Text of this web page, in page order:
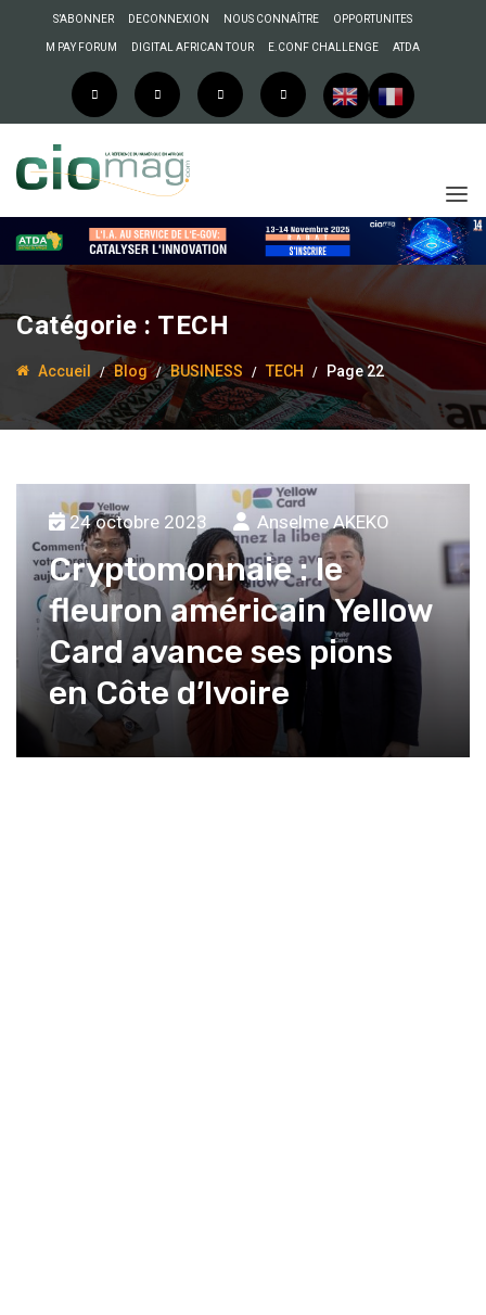
S’ABONNER DECONNEXION NOUS CONNAÎTRE OPPORTUNITES
M PAY FORUM DIGITAL AFRICAN TOUR E.CONF CHALLENGE ATDA
Catégorie : TECH
Accueil Blog BUSINESS TECH Page 22
24 octobre 2023 Anselme AKEKO
Cryptomonnaie : le
fleuron américain Yellow
Card avance ses pions
en Côte d’Ivoire